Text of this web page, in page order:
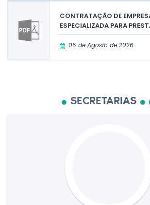
CONTRATAÇÃO DE
ESPECIALIZADA PARA
SERVIÇOS DE MONITOR DE
ESCOLAR GRATUITO DE
05 de Agosto de 2026
SECRETARIAS